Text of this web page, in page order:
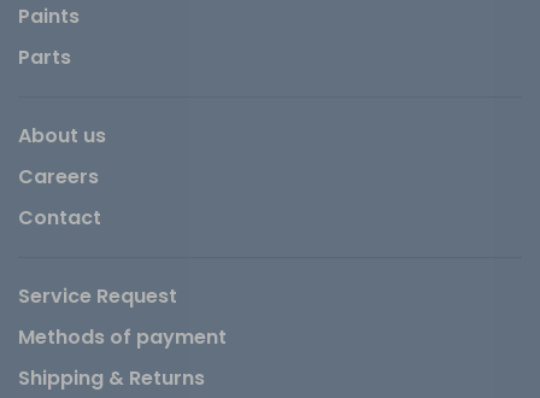
Paints
Parts
About us
Careers
Contact
Service Request
Methods of payment
Shipping & Returns